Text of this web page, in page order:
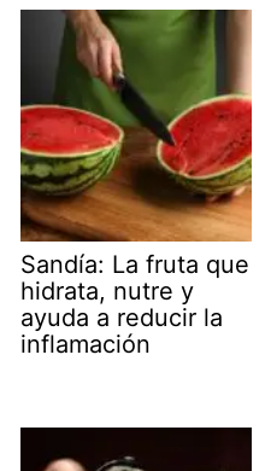
Sandía: La fruta que
hidrata, nutre y
ayuda a reducir la
inflamación